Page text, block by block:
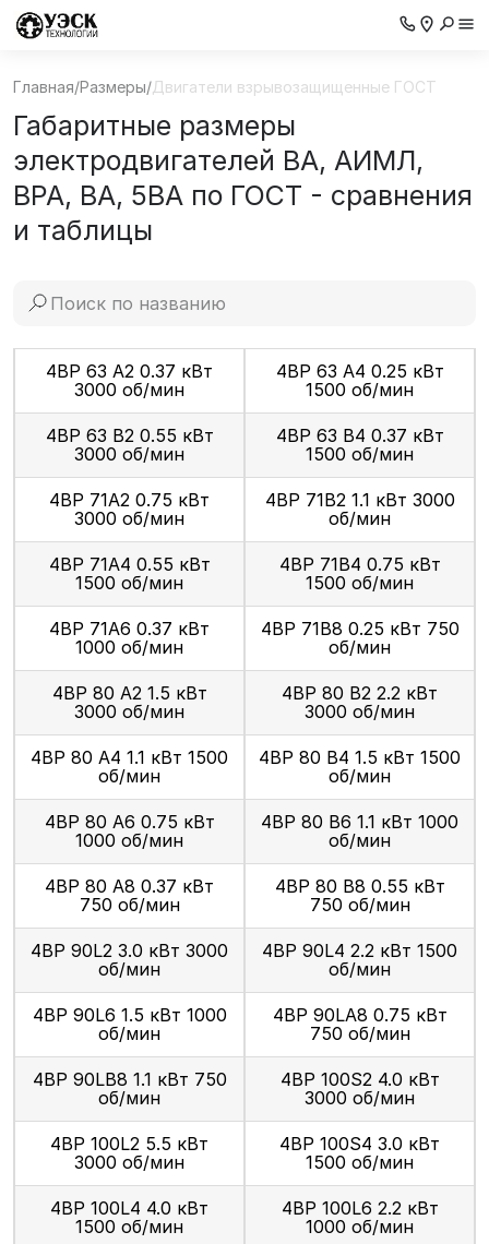
Главная/Размеры/Двигатели взрывозащищенные ГОСТ
Габаритные размеры
электродвигателей ВА, АИМЛ,
ВРА, ВА, 5ВА по ГОСТ - сравнения
и таблицы
4ВР 63 А2 0.37 кВт
3000 об/мин
4ВР 63 А4 0.25 кВт
1500 об/мин
4ВР 63 В2 0.55 кВт
3000 об/мин
4ВР 63 В4 0.37 кВт
1500 об/мин
4ВР 71А2 0.75 кВт
3000 об/мин
4ВР 71В2 1.1 кВт 3000
об/мин
4ВР 71А4 0.55 кВт
1500 об/мин
4ВР 71В4 0.75 кВт
1500 об/мин
4ВР 71А6 0.37 кВт
1000 об/мин
4ВР 71В8 0.25 кВт 750
об/мин
4ВР 80 А2 1.5 кВт
3000 об/мин
4ВР 80 В2 2.2 кВт
3000 об/мин
4ВР 80 А4 1.1 кВт 1500
об/мин
4ВР 80 В4 1.5 кВт 1500
об/мин
4ВР 80 А6 0.75 кВт
1000 об/мин
4ВР 80 В6 1.1 кВт 1000
об/мин
4ВР 80 А8 0.37 кВт
750 об/мин
4ВР 80 В8 0.55 кВт
750 об/мин
4ВР 90L2 3.0 кВт 3000
об/мин
4ВР 90L4 2.2 кВт 1500
об/мин
4ВР 90L6 1.5 кВт 1000
об/мин
4ВР 90LА8 0.75 кВт
750 об/мин
4ВР 90LВ8 1.1 кВт 750
об/мин
4ВР 100S2 4.0 кВт
3000 об/мин
4ВР 100L2 5.5 кВт
3000 об/мин
4ВР 100S4 3.0 кВт
1500 об/мин
4ВР 100L4 4.0 кВт
1500 об/мин
4ВР 100L6 2.2 кВт
1000 об/мин